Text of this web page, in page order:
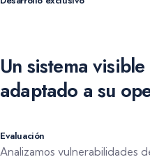
Un sistema
adaptado a su
Evaluación
Analizamos vulnerabilidades